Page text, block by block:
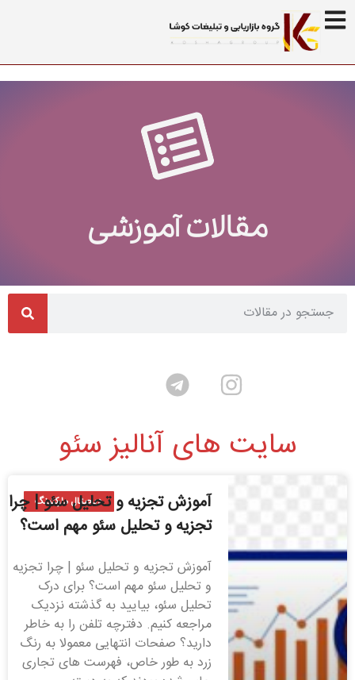
مقالات آموزشی
سایت های آنالیز سئو
دیجیتال مارکتینگ
آموزش تجزیه و تحلیل سئو | چرا
تجزیه و تحلیل سئو مهم است؟
آموزش تجزیه و تحلیل سئو | چرا تجزیه
و تحلیل سئو مهم است؟ برای درک
تحلیل سئو، بیایید به گذشته نزدیک
مراجعه کنیم. دفترچه تلفن را به خاطر
دارید؟ صفحات انتهایی معمولا به رنگ
زرد به طور خاص، فهرست های تجاری